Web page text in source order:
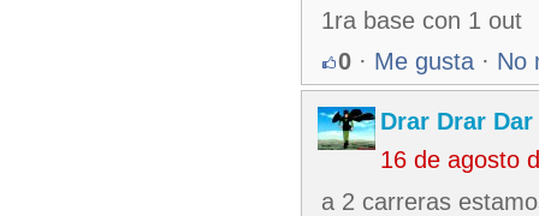
1ra base con 1 out
0 · Me gusta · No
Drar Drar Dar
16 de agosto
a 2 carreras